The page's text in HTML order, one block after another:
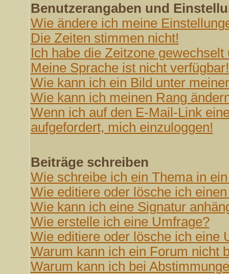
Benutzerangaben und
Wie ändere ich meine
Die Zeiten stimmen nicht!
Ich habe die Zeitzone
Meine Sprache ist nicht verfügbar!
Wie kann ich ein Bild unter
Wie kann ich meinen Rang
Wenn ich auf den E-Mail-Link
aufgefordert, mich einzuloggen!
Beiträge schreiben
Wie schreibe ich ein Thema in
Wie editiere oder lösche ich
Wie kann ich eine Signatur
Wie erstelle ich eine Umfrage?
Wie editiere oder lösche ich eine
Warum kann ich ein Forum nicht
Warum kann ich bei